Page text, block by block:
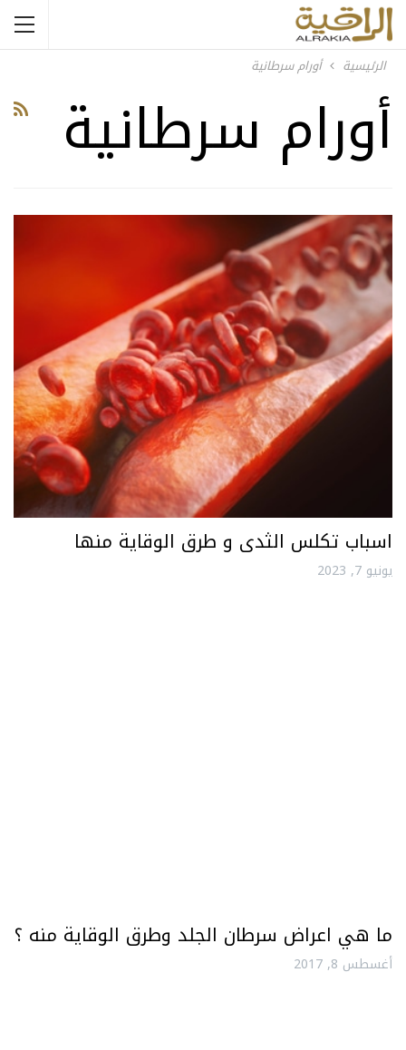
الرئيسية أورام سرطانية
أورام سرطانية
اسباب تكلس الثدى و طرق الوقاية منها
يونيو 7, 2023
ما هي اعراض سرطان الجلد وطرق الوقاية منه ؟
أغسطس 8, 2017